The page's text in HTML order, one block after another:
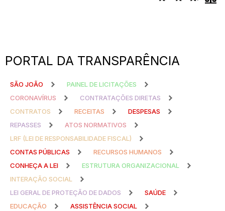
PORTAL DA TRANSPARÊNCIA
SÃO JOÃO
PAINEL DE LICITAÇÕES
CORONAVÍRUS
CONTRATAÇÕES DIRETAS
CONTRATOS
RECEITAS
DESPESAS
REPASSES
ATOS NORMATIVOS
LRF (LEI DE RESPONSABILIDADE FISCAL)
CONTAS PÚBLICAS
RECURSOS HUMANOS
CONHEÇA A LEI
ESTRUTURA ORGANIZACIONAL
INTERAÇÃO SOCIAL
LEI GERAL DE PROTEÇÃO DE DADOS
SAÚDE
EDUCAÇÃO
ASSISTÊNCIA SOCIAL